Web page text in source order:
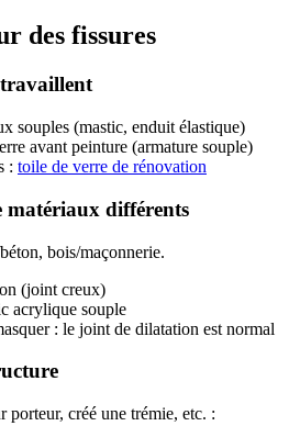
des fissures
souples (mastic, enduit élastique)
avant peinture (armature souple)
: toile de verre de rénovation
matériaux différents
bois/maçonnerie.
(joint creux)
acrylique souple
: le joint de dilatation est normal
porteur, créé une trémie, etc. :